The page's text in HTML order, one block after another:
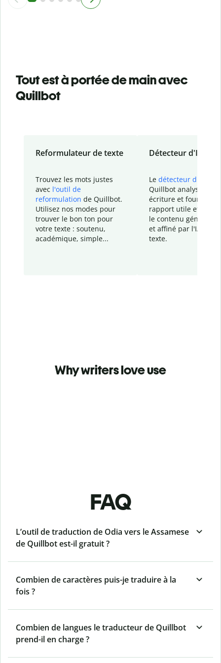
Tout est à portée de main avec
Quillbot
Reformulateur de texte
Trouvez les mots justes
avec l'outil de
reformulation de Quillbot.
Utilisez nos modes pour
trouver le bon ton pour
votre texte : soutenu,
académique, simple...
Détecteur d'IA
Le détecteur d'IA
Quillbot analyse votre
écriture et fournit un
rapport utile et
le contenu généré
et affiné par l'IA
texte.
Why writers love use
FAQ
L’outil de traduction de Odia vers le Assamese
de Quillbot est-il gratuit ?
Combien de caractères puis-je traduire à la
fois ?
Combien de langues le traducteur de Quillbot
prend-il en charge ?